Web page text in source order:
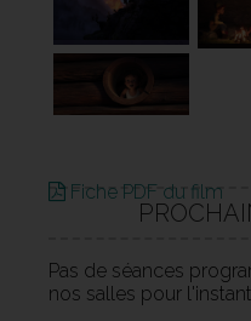
Fiche PDF du film
Pas de séances
nos salles pour